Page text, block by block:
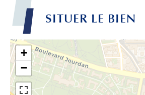
SITUER LE BIEN
+
−